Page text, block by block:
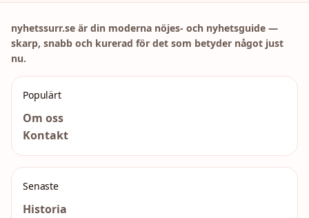
nyhetssurr.se är din moderna nöjes- och nyhetsguide —
skarp, snabb och kurerad för det som betyder något just
nu.
Populärt
Om oss
Kontakt
Senaste
Historia